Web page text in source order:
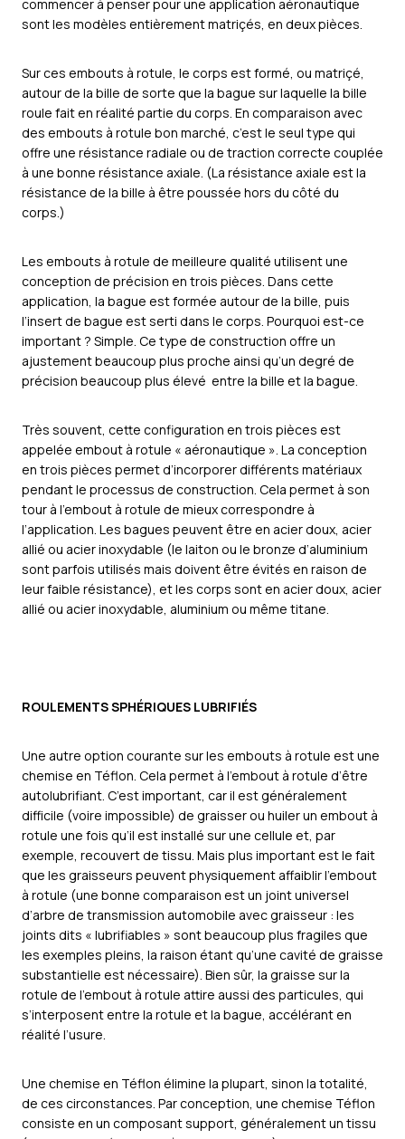
commencer à penser pour une application aéronautique
sont les modèles entièrement matriçés, en deux pièces.
Sur ces embouts à rotule, le corps est formé, ou matriçé,
autour de la bille de sorte que la bague sur laquelle la bille
roule fait en réalité partie du corps. En comparaison avec
des embouts à rotule bon marché, c’est le seul type qui
offre une résistance radiale ou de traction correcte couplée
à une bonne résistance axiale. (La résistance axiale est la
résistance de la bille à être poussée hors du côté du
corps.)
Les embouts à rotule de meilleure qualité utilisent une
conception de précision en trois pièces. Dans cette
application, la bague est formée autour de la bille, puis
l’insert de bague est serti dans le corps. Pourquoi est-ce
important ? Simple. Ce type de construction offre un
ajustement beaucoup plus proche ainsi qu’un degré de
précision beaucoup plus élevé entre la bille et la bague.
Très souvent, cette configuration en trois pièces est
appelée embout à rotule « aéronautique ». La conception
en trois pièces permet d’incorporer différents matériaux
pendant le processus de construction. Cela permet à son
tour à l’embout à rotule de mieux correspondre à
l’application. Les bagues peuvent être en acier doux, acier
allié ou acier inoxydable (le laiton ou le bronze d’aluminium
sont parfois utilisés mais doivent être évités en raison de
leur faible résistance), et les corps sont en acier doux, acier
allié ou acier inoxydable, aluminium ou même titane.
ROULEMENTS SPHÉRIQUES LUBRIFIÉS
Une autre option courante sur les embouts à rotule est une
chemise en Téflon. Cela permet à l’embout à rotule d’être
autolubrifiant. C’est important, car il est généralement
difficile (voire impossible) de graisser ou huiler un embout à
rotule une fois qu’il est installé sur une cellule et, par
exemple, recouvert de tissu. Mais plus important est le fait
que les graisseurs peuvent physiquement affaiblir l’embout
à rotule (une bonne comparaison est un joint universel
d’arbre de transmission automobile avec graisseur : les
joints dits « lubrifiables » sont beaucoup plus fragiles que
les exemples pleins, la raison étant qu’une cavité de graisse
substantielle est nécessaire). Bien sûr, la graisse sur la
rotule de l’embout à rotule attire aussi des particules, qui
s’interposent entre la rotule et la bague, accélérant en
réalité l’usure.
Une chemise en Téflon élimine la plupart, sinon la totalité,
de ces circonstances. Par conception, une chemise Téflon
consiste en un composant support, généralement un tissu